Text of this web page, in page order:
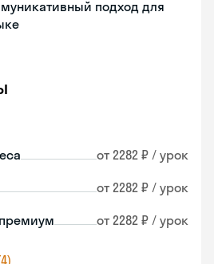
подход для
от 2282 ₽ / урок
от 2282 ₽ / урок
от 2282 ₽ / урок